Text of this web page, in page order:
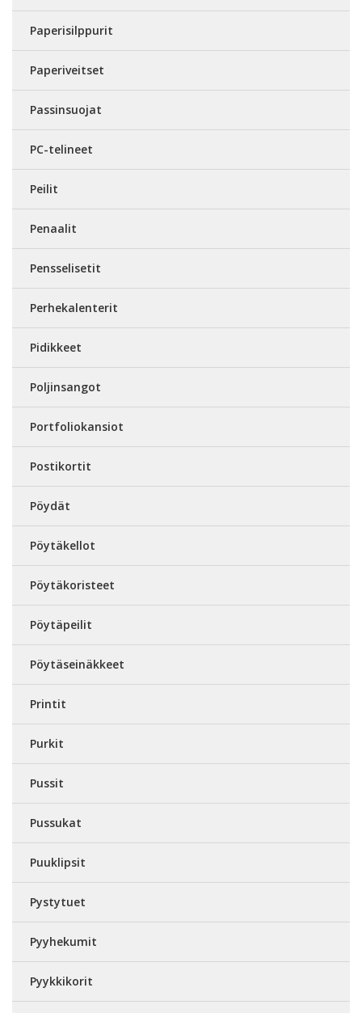
Paperisilppurit
Paperiveitset
Passinsuojat
PC-telineet
Peilit
Penaalit
Pensselisetit
Perhekalenterit
Pidikkeet
Poljinsangot
Portfoliokansiot
Postikortit
Pöydät
Pöytäkellot
Pöytäkoristeet
Pöytäpeilit
Pöytäseinäkkeet
Printit
Purkit
Pussit
Pussukat
Puuklipsit
Pystytuet
Pyyhekumit
Pyykkikorit